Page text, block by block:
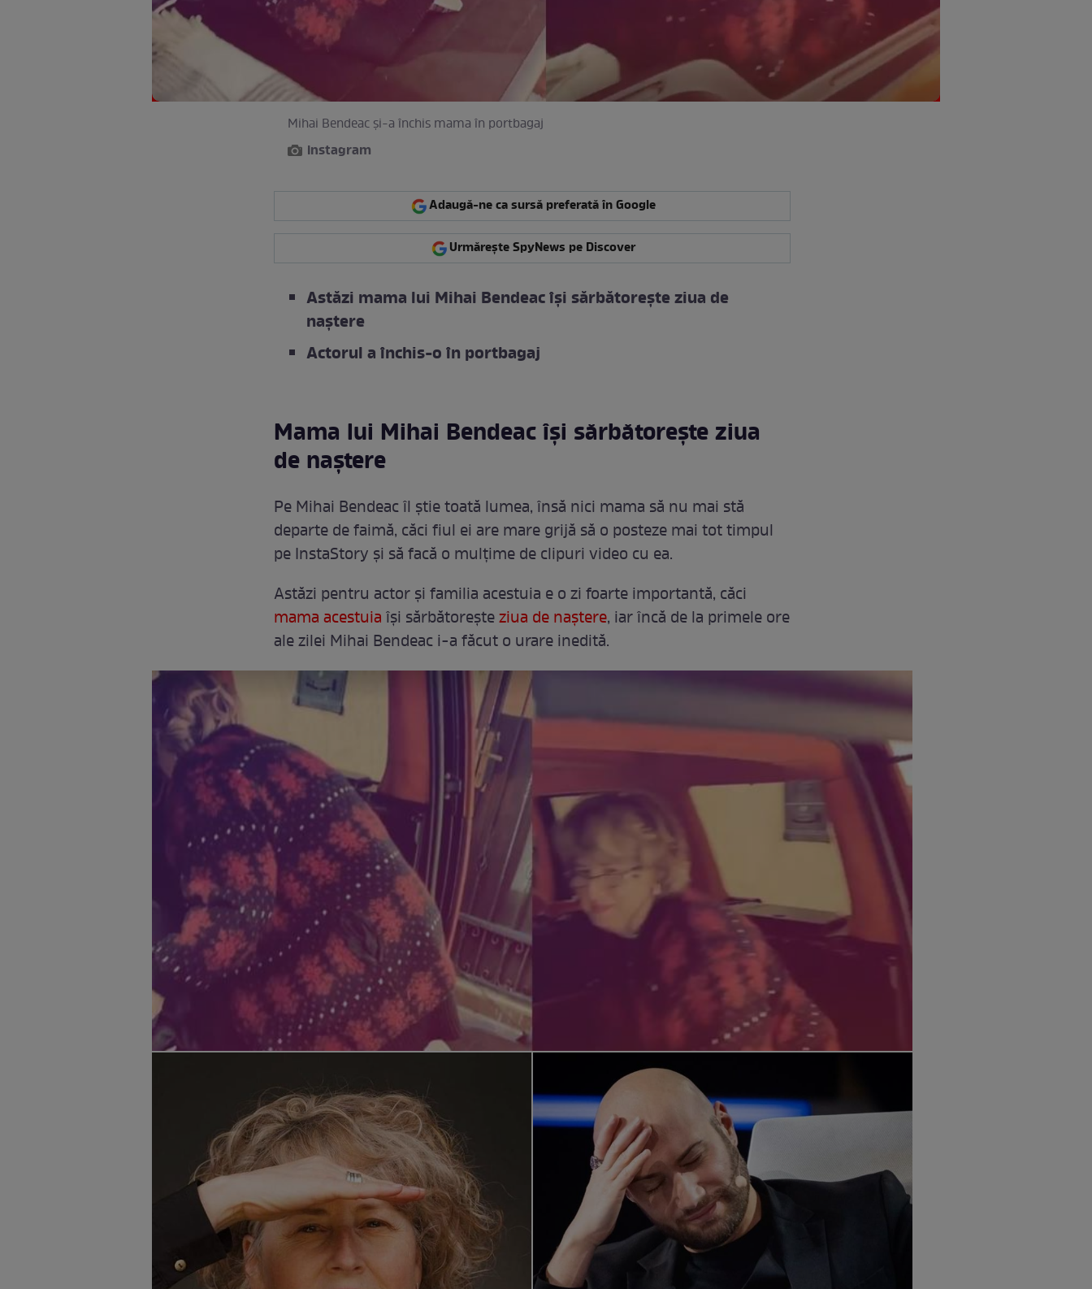
Mihai Bendeac și-a închis mama în portbagaj
instagram
Adaugă-ne ca sursă preferată în Google
Urmărește SpyNews pe Discover
Astăzi mama lui Mihai Bendeac își sărbătorește ziua de
naștere
Actorul a închis-o în portbagaj
Mama lui Mihai Bendeac își sărbătorește ziua
de naștere
Pe Mihai Bendeac îl știe toată lumea, însă nici mama să nu mai stă
departe de faimă, căci fiul ei are mare grijă să o posteze mai tot timpul
pe InstaStory și să facă o mulțime de clipuri video cu ea.
Astăzi pentru actor și familia acestuia e o zi foarte importantă, căci
mama acestuiaîși sărbătoreșteziua de naștere, iar încă de la primele ore
ale zilei Mihai Bendeac i-a făcut o urare inedită.